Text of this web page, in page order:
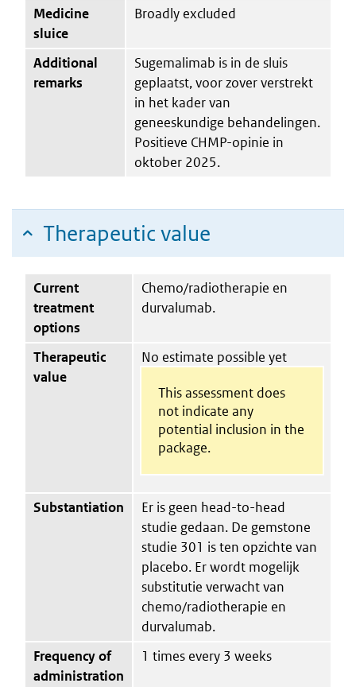
Medicine
sluice
Broadly excluded
Additional
remarks
Sugemalimab is in de sluis
geplaatst, voor zover verstrekt
in het kader van
geneeskundige behandelingen.
Positieve CHMP-opinie in
oktober 2025.
Therapeutic value
Current
treatment
options
Chemo/radiotherapie en
durvalumab.
Therapeutic
value
No estimate possible yet
This assessment does
not indicate any
potential inclusion in the
package.
Substantiation
Er is geen head-to-head
studie gedaan. De gemstone
studie 301 is ten opzichte van
placebo. Er wordt mogelijk
substitutie verwacht van
chemo/radiotherapie en
durvalumab.
Frequency of
administration
1 times every 3 weeks